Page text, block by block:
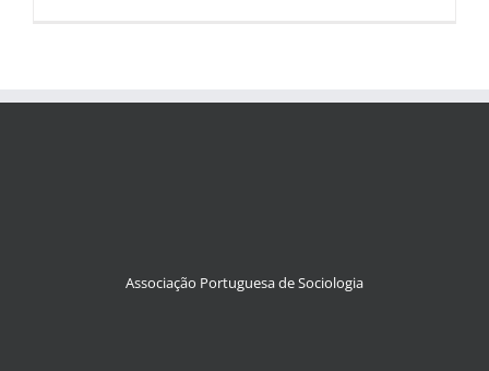
Associação Portuguesa de Sociologia